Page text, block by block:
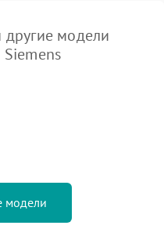
модели
модели